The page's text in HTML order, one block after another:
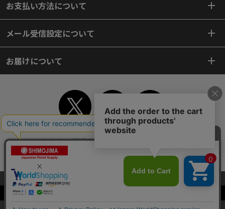
当サイトはクッキー（Cookie）を使用しています。Cookieの使用に同意いた
だける場合は「OK」をクリックしてください。
お支払い方法について
メール受信設定について
お届けについて
TOP 初めてご利用のお客様へ
個人情報保護方針
よくあるご質問
お問い合わせ
ピンポイントサーチ
サイトマップ
WEBカタログ 英語版TOP
Copyright© 2018 SHIMOJIMA Co.,Ltd. All Rights Reserved.